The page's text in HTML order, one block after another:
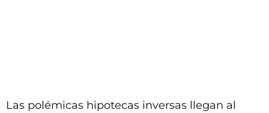
Las polémicas hipotecas inversas llegan al